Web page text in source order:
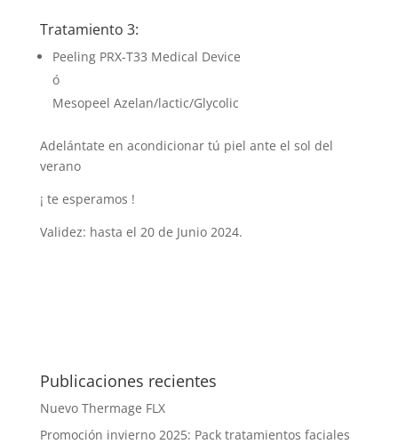
Tratamiento 3:
Peeling PRX-T33 Medical Device
ó
Mesopeel Azelan/lactic/Glycolic
Adelántate en acondicionar tú piel ante el sol del
verano
¡ te esperamos !
Validez: hasta el 20 de Junio 2024.
Publicaciones recientes
Nuevo Thermage FLX
Promoción invierno 2025: Pack tratamientos faciales